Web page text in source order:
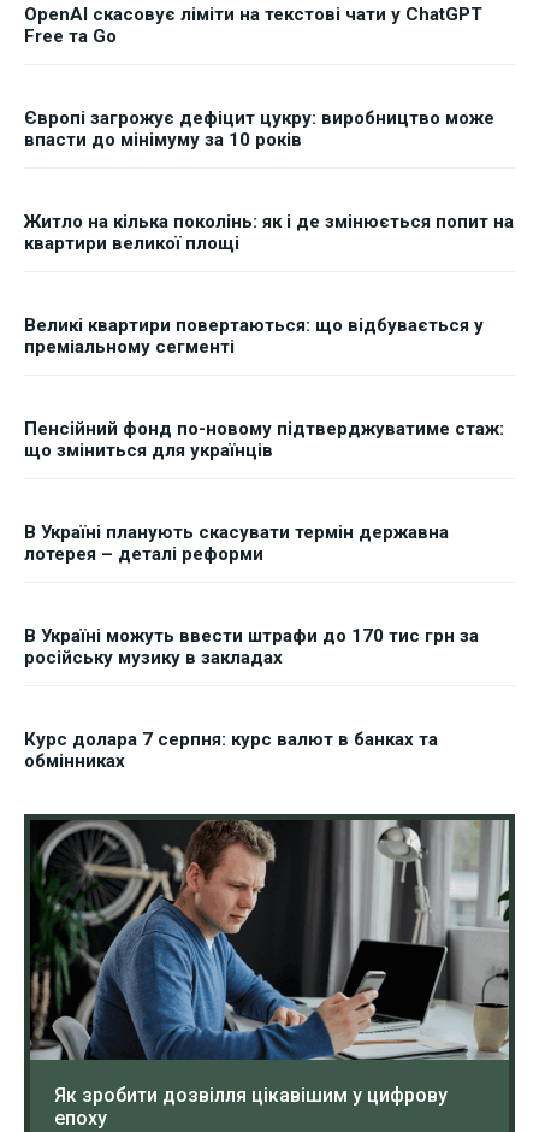
OpenAI скасовує ліміти на текстові чати у ChatGPT
Free та Go
Європі загрожує дефіцит цукру: виробництво може
впасти до мінімуму за 10 років
Житло на кілька поколінь: як і де змінюється попит на
квартири великої площі
Великі квартири повертаються: що відбувається у
преміальному сегменті
Пенсійний фонд по-новому підтверджуватиме стаж:
що зміниться для українців
В Україні планують скасувати термін державна
лотерея – деталі реформи
В Україні можуть ввести штрафи до 170 тис грн за
російську музику в закладах
Курс долара 7 серпня: курс валют в банках та
обмінниках
Як зробити дозвілля цікавішим у цифрову
епоху